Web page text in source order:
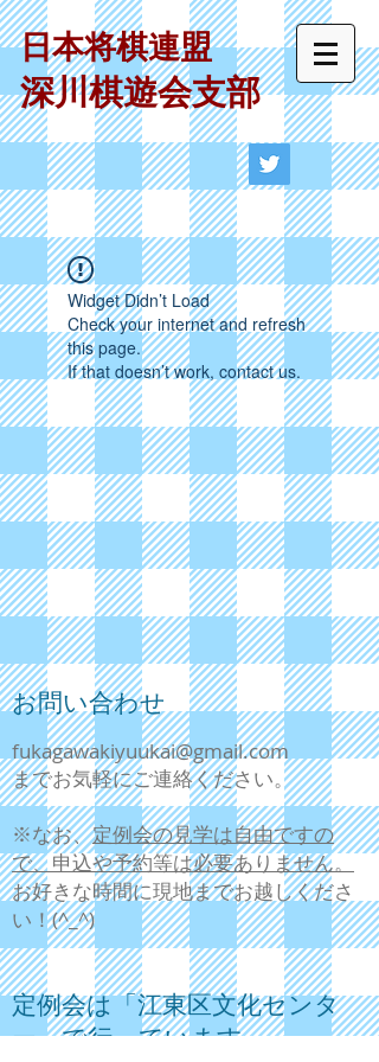
日本将棋連盟
深川棋遊会支部
Widget Didn’t Load
Check your internet and refresh
this page.
If that doesn’t work, contact us.
お問い合わせ
fukagawakiyuukai@gmail.com
までお気軽にご連絡ください。
​※なお、定例会の見学は自由ですの
で、申込や予約等は必要ありません。
お好きな時間に現地までお越しくださ
い！(^_^)
定例会は
「江東区文化センタ
ー」で行っています